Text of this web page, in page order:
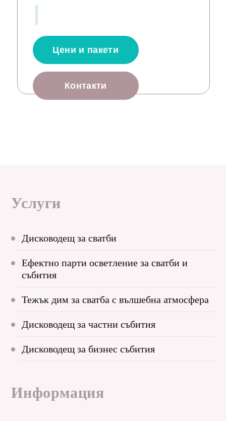
Цени и пакети
Контакти
Услуги
Дисководещ за сватби
Ефектно парти осветление за сватби и
събития
Тежък дим за сватба с вълшебна атмосфера
Дисководещ за частни събития
Дисководещ за бизнес събития
Информация